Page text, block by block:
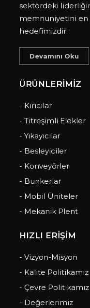
sektördeki
memnuniyetini
hedefimizdir.
Devamını Oku
ÜRÜNLERİMİZ
- Kırıcılar
- Titreşimli Elekler
- Yıkayıcılar
- Besleyiciler
- Konveyörler
- Bunkerlar
- Mobil Üniteler
- Mekanik Plent
HIZLI ERİŞİM
- Vizyon-Misyon
- Kalite Politikamız
- Çevre Politikamız
- Değerlerimiz